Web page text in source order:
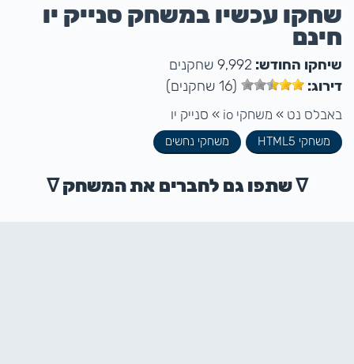
שחקו עכשיו במשחק סנייק יו
חינם
שיחקו החודש: 9,992 שחקנים
דירוג:
(16 שחקנים)
באבלס נט » משחקי io » סנייק יו
משחקי HTML5 משחקי נחשים
ᐁ שתפו גם לחברים את המשחק ᐁ